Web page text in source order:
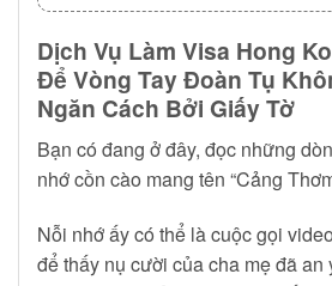
Dịch Vụ Làm Visa Hong
Để Vòng Tay Đoàn Tụ
Ngăn Cách Bởi Giấy Tờ
Bạn có đang ở đây, đọc những
nhớ cồn cào mang tên “Cảng
Nỗi nhớ ấy có thể là cuộc gọi
để thấy nụ cười của cha mẹ đã